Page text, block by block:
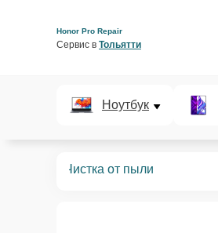
Honor Pro Repair
Сервис в Тольятти
Ноутбук
Чистка от пыли